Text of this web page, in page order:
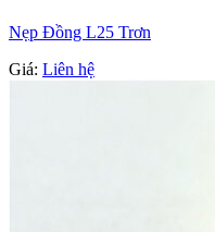
Nẹp Đồng L25 Trơn
Giá: Liên hệ